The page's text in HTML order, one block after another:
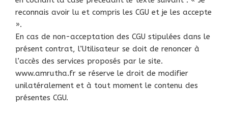
reconnais avoir lu et compris les CGU et je les accepte
».
En cas de non-acceptation des CGU stipulées dans le
présent contrat, l’Utilisateur se doit de renoncer à
l’accès des services proposés par le site.
www.amrutha.fr se réserve le droit de modifier
unilatéralement et à tout moment le contenu des
présentes CGU.